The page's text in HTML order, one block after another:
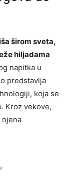
širom sveta,
hiljadama
napitka u
predstavlja
koja se
Kroz vekove,
njena